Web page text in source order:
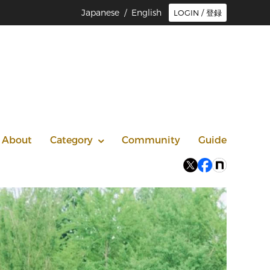
LOGIN / 登録
Japanese / English
About Category Community Guide